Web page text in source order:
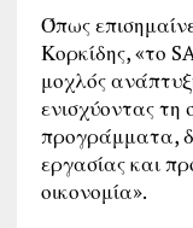
Όπως
Κορκίδης, «το
μοχλός
ενισχύοντας τη
προγράμματα,
εργασίας και
οικονομία».